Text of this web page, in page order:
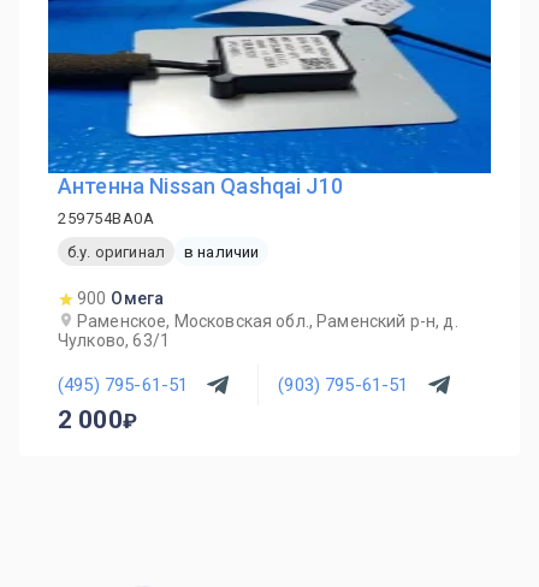
Антенна Nissan Qashqai J10
259754BA0A
б.у. оригинал
в наличии
900 Омега
Раменское, Московская обл., Раменский р-н, д.
Чулково, 63/1
(495) 795-61-51 (903) 795-61-51
2 000